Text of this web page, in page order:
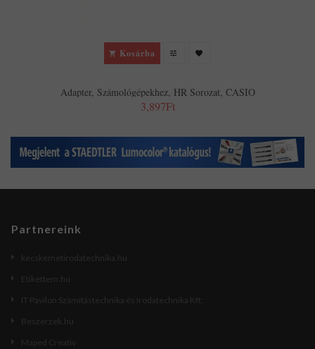
Kosárba
Adapter, Számológépekhez, HR Sorozat, CASIO
3,897Ft
Partnereink
kecskemetirodatechnika.hu
Etikettem.hu
IT Pavilon Számítástechnika és Irodatechnika Kft.
Beszerzek.hu
Maped Creativ